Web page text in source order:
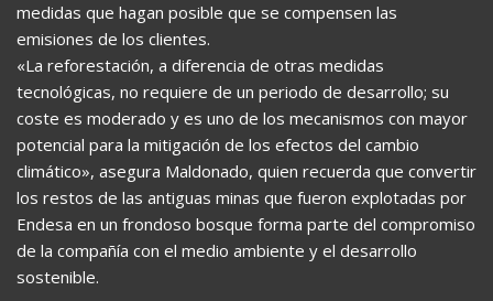
medidas que hagan posible que se compensen las
emisiones de los clientes.
«La reforestación, a diferencia de otras medidas
tecnológicas, no requiere de un periodo de desarrollo; su
coste es moderado y es uno de los mecanismos con mayor
potencial para la mitigación de los efectos del cambio
climático», asegura Maldonado, quien recuerda que convertir
los restos de las antiguas minas que fueron explotadas por
Endesa en un frondoso bosque forma parte del compromiso
de la compañía con el medio ambiente y el desarrollo
sostenible.